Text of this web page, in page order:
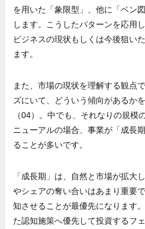
を用いた「象限型」、他に「ベン
します。こうしたパターンを応用
ビジネスの現状もしくは今後狙い
ます。
また、市場の現状を理解する観点
ズにいて、どういう傾向があるか
（04）。中でも、それなりの規模
ニューアルの場合、事業が「成長
ることが多いです。
「成長期」は、自然と市場が拡大
やシェアの奪い合いはあまり重要
知させることが最優先になります
た認知施策へ優先して投資するフ